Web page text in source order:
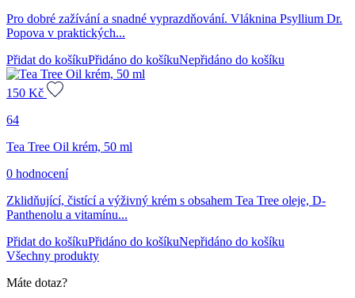
Pro dobré zažívání a snadné vyprazdňování. Vláknina Psyllium Dr.
Popova v praktických...
Přidat do košíkuPřidáno do košíkuNepřidáno do košíku
150 Kč
64
Tea Tree Oil krém, 50 ml
0 hodnocení
Zklidňující, čistící a výživný krém s obsahem Tea Tree oleje, D-
Panthenolu a vitamínu...
Přidat do košíkuPřidáno do košíkuNepřidáno do košíku
Všechny produkty
Máte dotaz?